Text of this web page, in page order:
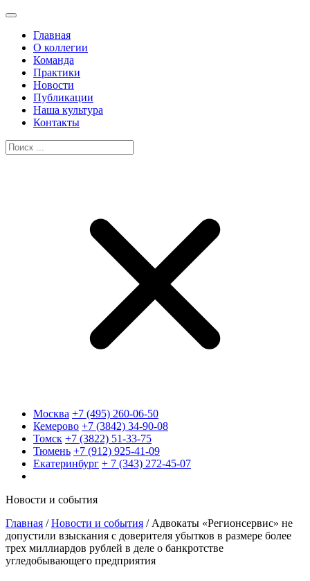
Главная
О коллегии
Команда
Практики
Новости
Публикации
Наша культура
Контакты
Москва +7 (495) 260-06-50
Кемерово +7 (3842) 34-90-08
Томск +7 (3822) 51-33-75
Тюмень +7 (912) 925-41-09
Екатеринбург + 7 (343) 272-45-07
Новости и события
Главная /Новости и события / Адвокаты «Регионсервис» не
допустили взыскания с доверителя убытков в размере более
трех миллиардов рублей в деле о банкротстве
угледобывающего предприятия